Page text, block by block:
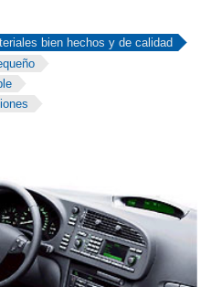
bien hechos y de calidad